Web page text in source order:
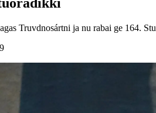
Truvdnosártni ja nu rabai ge 164.